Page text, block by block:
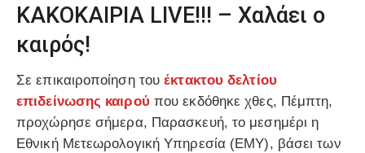
ΚΑΚΟΚΑΙΡΙΑ LIVE!!! – Χαλάει ο
καιρός!
Σε επικαιροποίηση τουέκτακτου δελτίου
επιδείνωσης καιρού που εκδόθηκε χθες, Πέμπτη,
προχώρησε σήμερα, Παρασκευή, το μεσημέρι η
Εθνική Μετεωρολογική Υπηρεσία (ΕΜΥ), βάσει των